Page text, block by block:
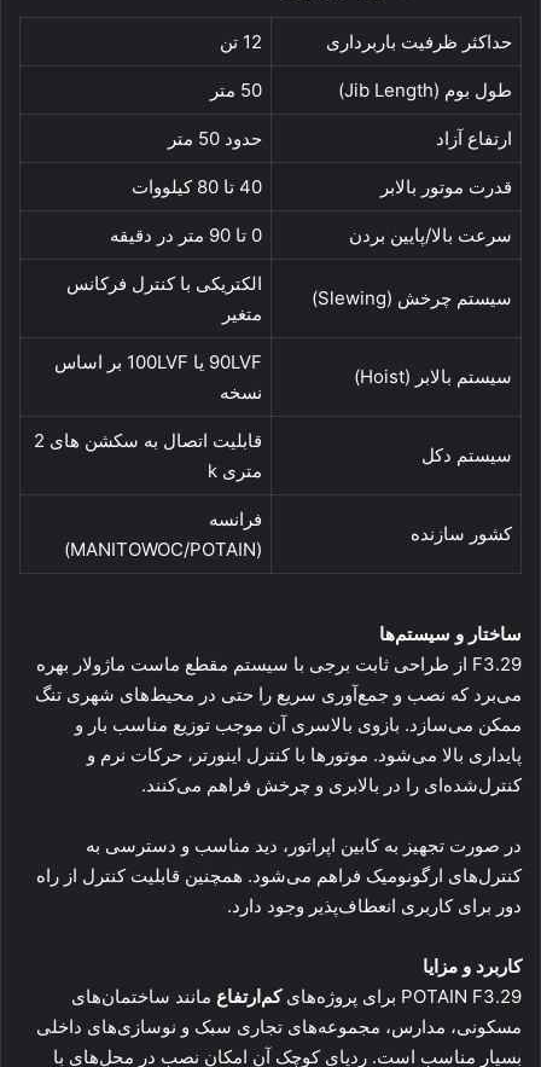
حداکثر ظرفیت باربرداری 12 تن
طول بوم (Jib Length) 50 متر
ارتفاع آزاد حدود 50 متر
قدرت موتور بالابر 40 تا 80 کیلووات
سرعت بالا/پایین بردن 0 تا 90 متر در دقیقه
سیستم چرخش (Slewing)
الکتریکی با کنترل فرکانس
متغیر
سیستم بالابر (Hoist)
90LVF یا 100LVF بر اساس
نسخه
سیستم دکل
قابلیت اتصال به سکشن های 2
متری k
کشور سازنده
فرانسه
(MANITOWOC/POTAIN)
ساختار و سیستم‌ها
F3.29 از طراحی ثابت برجی با سیستم مقطع ماست ماژولار بهره
می‌برد که نصب و جمع‌آوری سریع را حتی در محیط‌های شهری تنگ
ممکن می‌سازد. بازوی بالاسری آن موجب توزیع مناسب بار و
پایداری بالا می‌شود. موتورها با کنترل اینورتر، حرکات نرم و
کنترل‌شده‌ای را در بالابری و چرخش فراهم می‌کنند.
در صورت تجهیز به کابین اپراتور، دید مناسب و دسترسی به
کنترل‌های ارگونومیک فراهم می‌شود. همچنین قابلیت کنترل از راه
دور برای کاربری انعطاف‌پذیر وجود دارد.
کاربرد و مزایا
POTAIN F3.29 برای پروژه‌های
کم‌ارتفاع مانند ساختمان‌های
مسکونی، مدارس، مجموعه‌های تجاری سبک و نوسازی‌های داخلی
بسیار مناسب است. ردپای کوچک آن امکان نصب در محل‌های با